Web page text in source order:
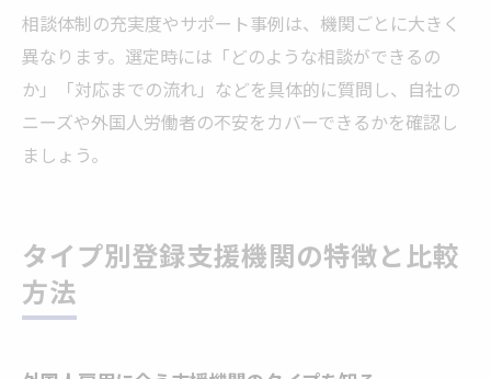
相談体制の充実度やサポート事例は、機関ごとに大きく
異なります。選定時には「どのような相談ができるの
か」「対応までの流れ」などを具体的に質問し、自社の
ニーズや外国人労働者の不安をカバーできるかを確認し
ましょう。
タイプ別登録支援機関の特徴と比較
方法